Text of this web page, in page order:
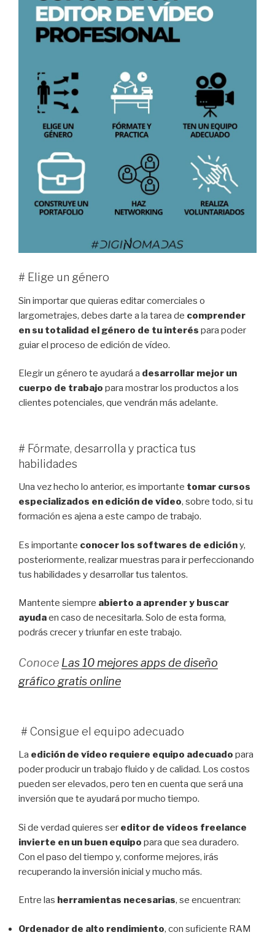
# Elige un género
Sin importar que quieras editar comerciales o
largometrajes, debes darte a la tarea de comprender
en su totalidad el género de tu interés para poder
guiar el proceso de edición de vídeo.
Elegir un género te ayudará a desarrollar mejor un
cuerpo de trabajo para mostrar los productos a los
clientes potenciales, que vendrán más adelante.
# Fórmate, desarrolla y practica tus
habilidades
Una vez hecho lo anterior, es importante tomar cursos
especializados en edición de vídeo, sobre todo, si tu
formación es ajena a este campo de trabajo.
Es importante conocer los softwares de edicióny,
posteriormente, realizar muestras para ir perfeccionando
tus habilidades y desarrollar tus talentos.
Mantente siempre abierto a aprender y buscar
ayudaen caso de necesitarla. Solo de esta forma,
podrás crecer y triunfar en este trabajo.
Conoce Las 10 mejores apps de diseño
gráfico gratis online
# Consigue el equipo adecuado
La edición de vídeo requiere equipo adecuado para
poder producir un trabajo fluido y de calidad. Los costos
pueden ser elevados, pero ten en cuenta que será una
inversión que te ayudará por mucho tiempo.
Si de verdad quieres ser editor de vídeos freelance
invierte en un buen equipo para que sea duradero.
Con el paso del tiempo y, conforme mejores, irás
recuperando la inversión inicial y mucho más.
Entre las herramientas necesarias, se encuentran:
Ordenador de alto rendimiento, con suficiente RAM